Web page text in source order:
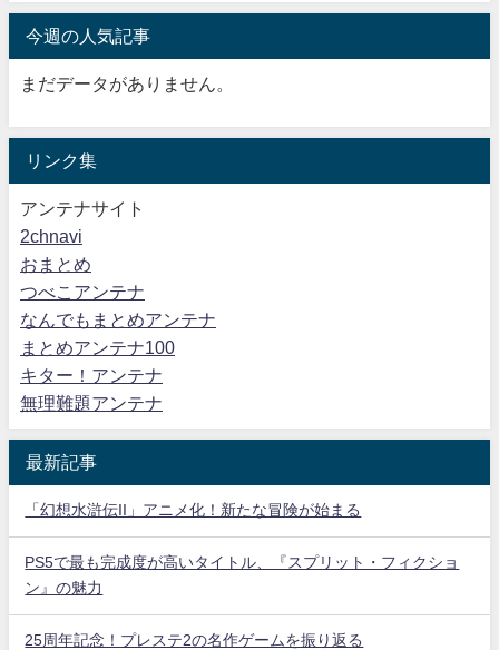
今週の人気記事
まだデータがありません。
リンク集
アンテナサイト
2chnavi
おまとめ
つべこアンテナ
なんでもまとめアンテナ
まとめアンテナ100
キター！アンテナ
無理難題アンテナ
最新記事
「幻想水滸伝II」アニメ化！新たな冒険が始まる
PS5で最も完成度が高いタイトル、『スプリット・フィクショ
ン』の魅力
25周年記念！プレステ2の名作ゲームを振り返る